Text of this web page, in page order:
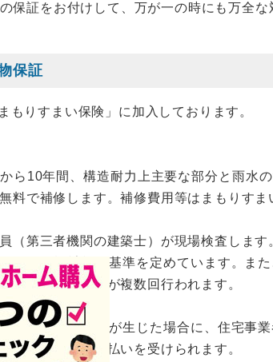
保証をお付けして、万が一の時にも万全な
保証
もりすまい保険」に加入しております。
ら10年間、構造耐力上主要な部分と雨水
料で補修します。補修費用等はまもりすま
（第三者機関の建築士）が現場検査します
では、設計施工基準を定めています。ま
による現場検査が複数回行われます。
に瑕疵（欠陥）が生じた場合に、住宅事
接、保険金の支払いを受けられます。